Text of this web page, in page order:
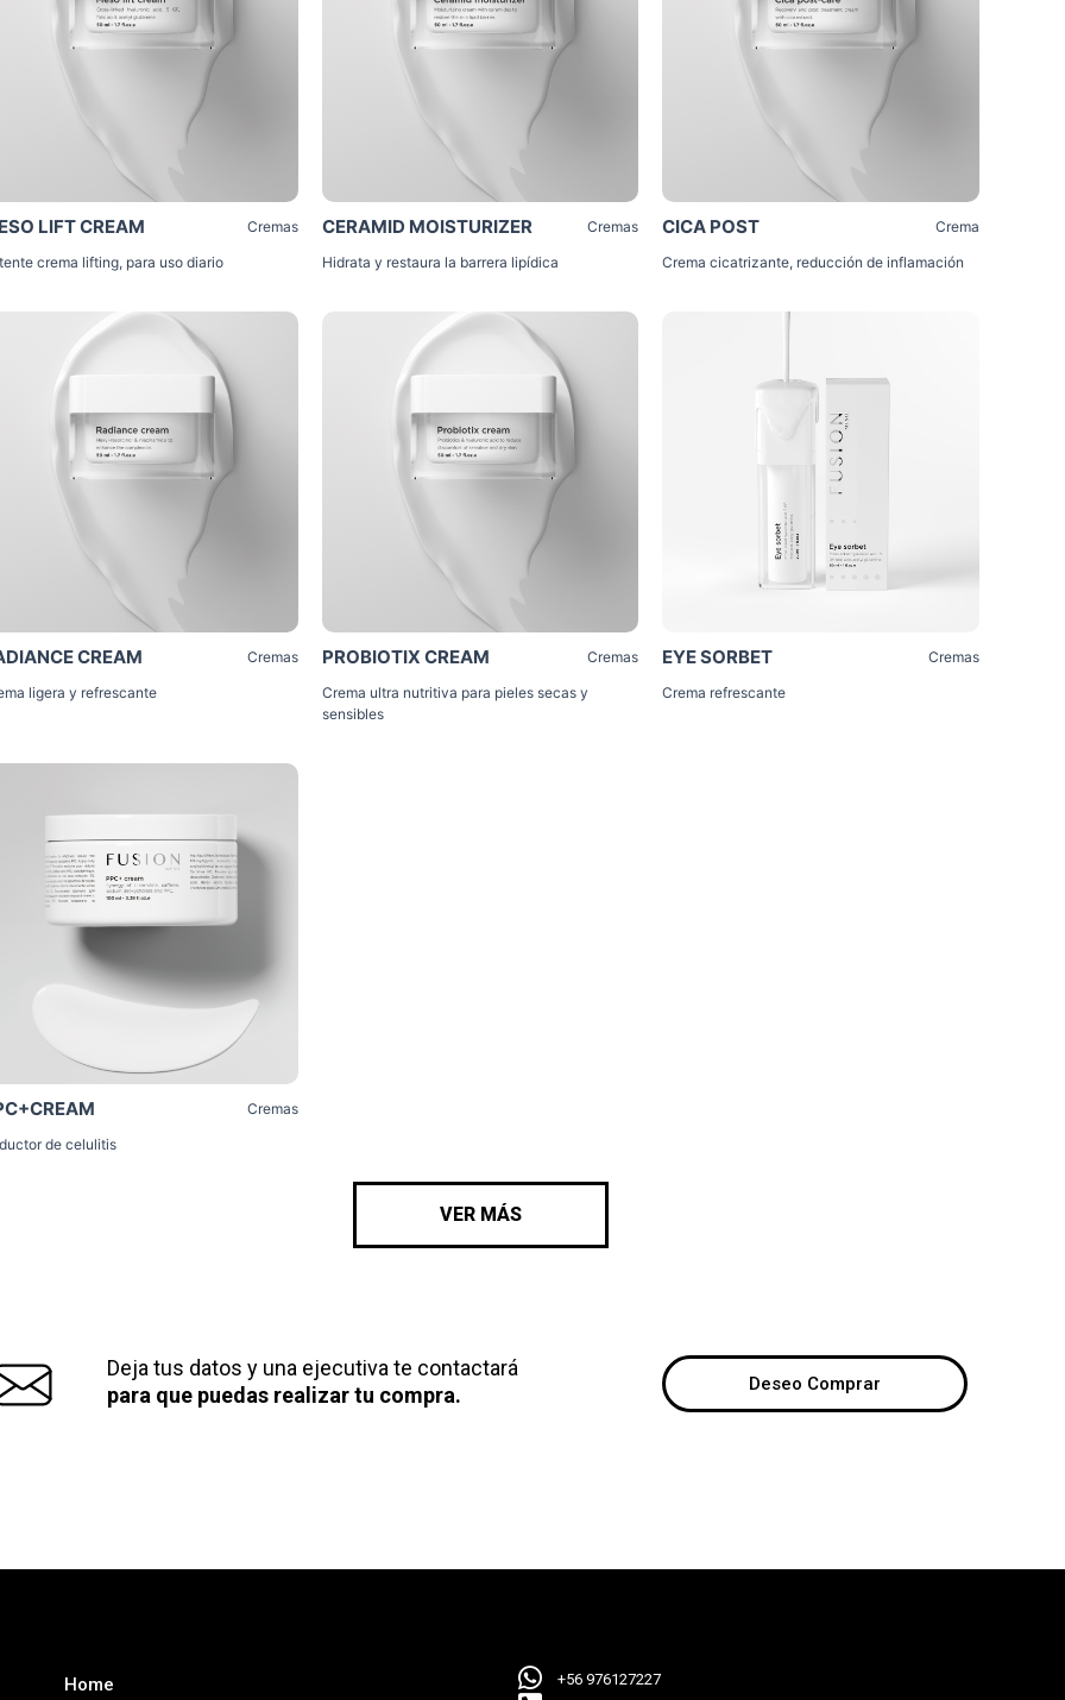
LIFT CREAM
Cremas
crema lifting, para uso diario
CERAMID MOISTURIZER
Cremas
Hidrata y restaura la barrera lipídica
CICA POST
Crema
Crema cicatrizante, reducción de inflamación
Click Me
CREAM
Cremas
ligera y refrescante
Click Me
PROBIOTIX CREAM
Cremas
Crema ultra nutritiva para pieles secas y
sensibles
EYE SORBET
Cremas
Crema refrescante
Cremas
de celulitis
VER MÁS
Deja tus datos y una ejecutiva te contactará
para que puedas realizar tu compra.
Deseo Comprar
Home
+56 976127227